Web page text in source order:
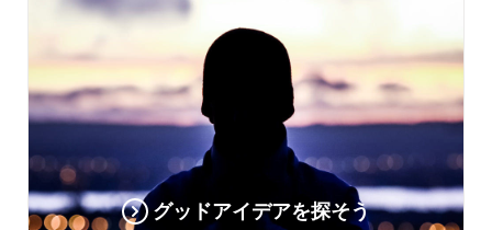
グッドアイデアを探そう